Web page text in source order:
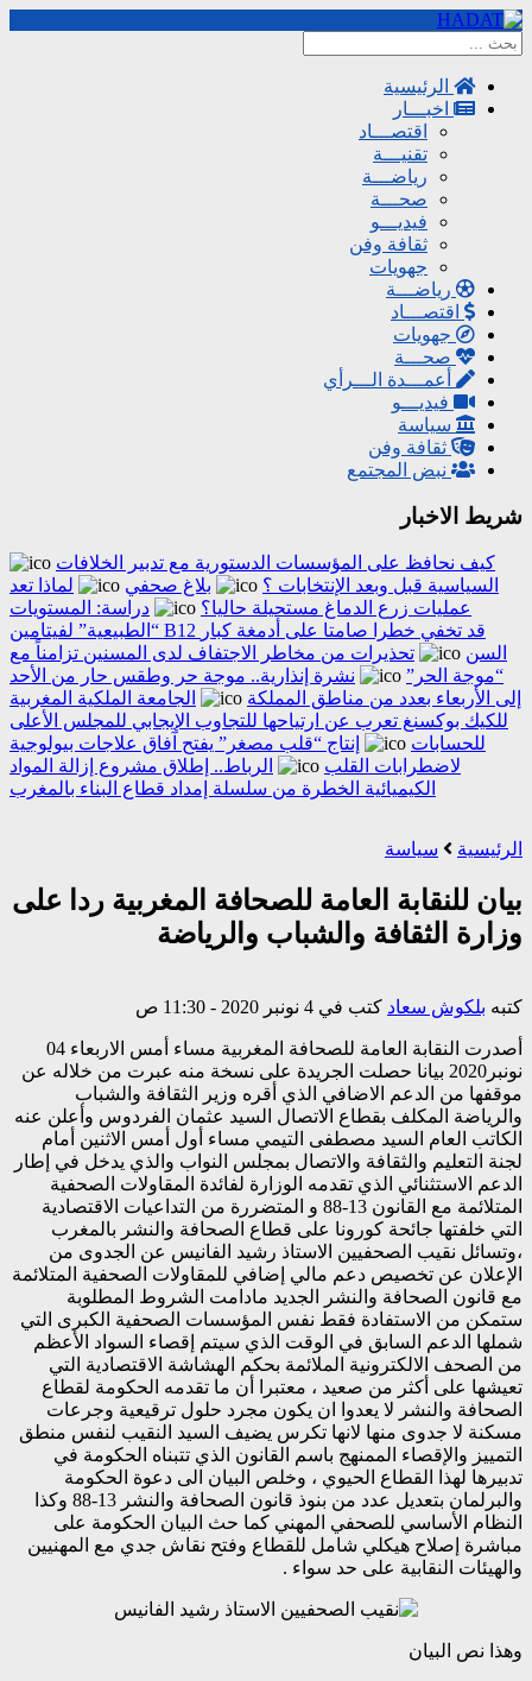
الرئيسية
اخبـــار
اقتصـــاد
تقنيـــة
رياضـــة
صحـــة
فيديـــو
ثقافة وفن
جهويات
رياضـــة
اقتصـــاد
جهويات
صحـــة
أعمـــدة الـــرأي
فيديـــو
سياسة
ثقافة وفن
نبض المجتمع
شريط الاخبار
كيف نحافظ على المؤسسات الدستورية مع تدبير الخلافات
السياسية قبل وبعد الإنتخابات ؟
بلاغ صحفي
لماذا تعد
عمليات زرع الدماغ مستحيلة حاليا؟
دراسة: المستويات
“الطبيعية” لفيتامين B12 قد تخفي خطرا صامتا على أدمغة كبار
السن
تحذيرات من مخاطر الاجتفاف لدى المسنين تزامناً مع
“موجة الحر”
نشرة إنذارية.. موجة حر وطقس حار من الأحد
إلى الأربعاء بعدد من مناطق المملكة
الجامعة الملكية المغربية
للكيك بوكسنغ تعرب عن ارتياحها للتجاوب الإيجابي للمجلس الأعلى
للحسابات
إنتاج “قلب مصغر” يفتح آفاق علاجات بيولوجية
لاضطرابات القلب
الرباط.. إطلاق مشروع إزالة المواد
الكيميائية الخطرة من سلسلة إمداد قطاع البناء بالمغرب
الرئيسية سياسة
بيان للنقابة العامة للصحافة المغربية ردا على
وزارة الثقافة والشباب والرياضة
كتبه بلكوش سعاد كتب في 4 نونبر 2020 - 11:30 ص
أصدرت النقابة العامة للصحافة المغربية مساء أمس الاربعاء 04
نونبر2020 بيانا حصلت الجريدة على نسخة منه عبرت من خلاله عن
موقفها من الدعم الاضافي الذي أقره وزير الثقافة والشباب
والرياضة المكلف بقطاع الاتصال السيد عثمان الفردوس وأعلن عنه
الكاتب العام السيد مصطفى التيمي مساء أول أمس الاثنين أمام
لجنة التعليم والثقافة والاتصال بمجلس النواب والذي يدخل في إطار
الدعم الاستثنائي الذي تقدمه الوزارة لفائدة المقاولات الصحفية
المتلائمة مع القانون 13-88 و المتضررة من التداعيات الاقتصادية
التي خلفتها جائحة كورونا على قطاع الصحافة والنشر بالمغرب
،وتسائل نقيب الصحفيين الاستاذ رشيد الفانيس عن الجدوى من
الإعلان عن تخصيص دعم مالي إضافي للمقاولات الصحفية المتلائمة
مع قانون الصحافة والنشر الجديد مادامت الشروط المطلوبة
ستمكن من الاستفادة فقط نفس المؤسسات الصحفية الكبرى التي
شملها الدعم السابق في الوقت الذي سيتم إقصاء السواد الأعظم
من الصحف الالكترونية الملائمة بحكم الهشاشة الاقتصادية التي
تعيشها على أكثر من صعيد ، معتبرا أن ما تقدمه الحكومة لقطاع
الصحافة والنشر لا يعدوا ان يكون مجرد حلول ترقيعية وجرعات
مسكنة لا جدوى منها لانها تكرس يضيف السيد النقيب لنفس منطق
التمييز والإقصاء الممنهج باسم القانون الذي تتبناه الحكومة في
تدبيرها لهذا القطاع الحيوي ، وخلص البيان الى دعوة الحكومة
والبرلمان بتعديل عدد من بنوذ قانون الصحافة والنشر 13-88 وكذا
النظام الأساسي للصحفي المهني كما حث البيان الحكومة على
مباشرة إصلاح هيكلي شامل للقطاع وفتح نقاش جدي مع المهنيين
والهيئات النقابية على حد سواء .
وهذا نص البيان